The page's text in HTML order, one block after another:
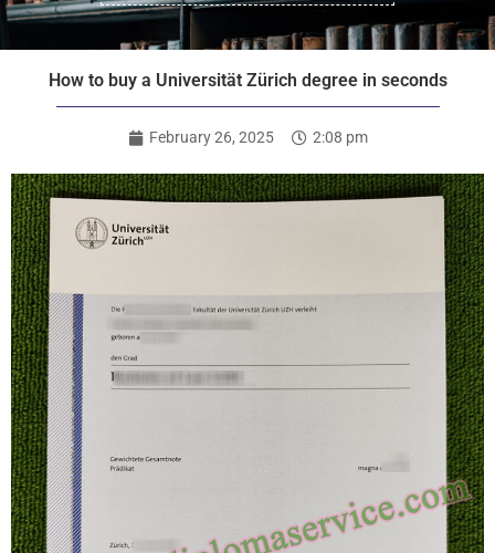
How to buy a Universität Zürich degree in seconds
February 26, 2025 2:08 pm